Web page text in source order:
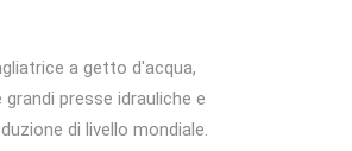
a getto d'acqua,
presse idrauliche e
di livello mondiale.